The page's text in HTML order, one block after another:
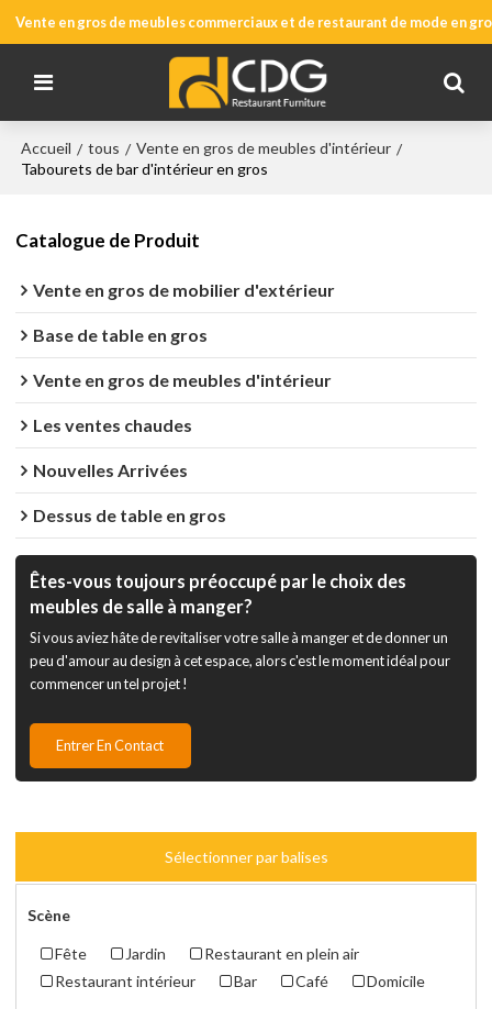
Vente en gros de meubles commerciaux et de restaurant de mode en
Accueil / tous / Vente en gros de meubles d'intérieur /
Tabourets de bar d'intérieur en gros
Catalogue de Produit
Vente en gros de mobilier d'extérieur
Base de table en gros
Vente en gros de meubles d'intérieur
Les ventes chaudes
Nouvelles Arrivées
Dessus de table en gros
Êtes-vous toujours préoccupé par le choix des
meubles de salle à manger?
Si vous aviez hâte de revitaliser votre salle à manger et de donner un
peu d'amour au design à cet espace, alors c'est le moment idéal pour
commencer un tel projet !
Entrer En Contact
Sélectionner par balises
Scène
Fête Jardin
Restaurant en plein air
Restaurant intérieur
Bar Café Domicile